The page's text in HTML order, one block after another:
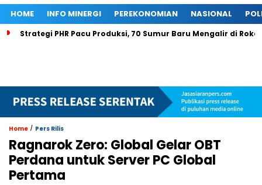
HOME INFO MINERGI PEREKONOMIAN NASIONAL
Strategi PHR Pacu Produksi, 70 Sumur Baru Mengalir di
Home / Pers Rilis
Ragnarok Zero: Global Gelar OBT
Perdana untuk Server PC Global
Pertama